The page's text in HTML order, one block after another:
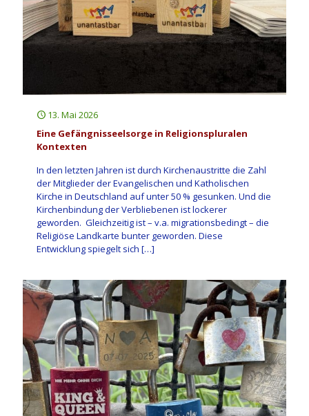
13. Mai 2026
Eine Gefängnisseelsorge in Religionspluralen
Kontexten
In den letzten Jahren ist durch Kirchenaustritte die Zahl
der Mitglieder der Evangelischen und Katholischen
Kirche in Deutschland auf unter 50 % gesunken. Und die
Kirchenbindung der Verbliebenen ist lockerer
geworden. Gleichzeitig ist – v.a. migrationsbedingt – die
Religiöse Landkarte bunter geworden. Diese
Entwicklung spiegelt sich […]